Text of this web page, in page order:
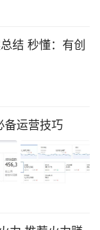
结 秒懂：有创
备运营技巧